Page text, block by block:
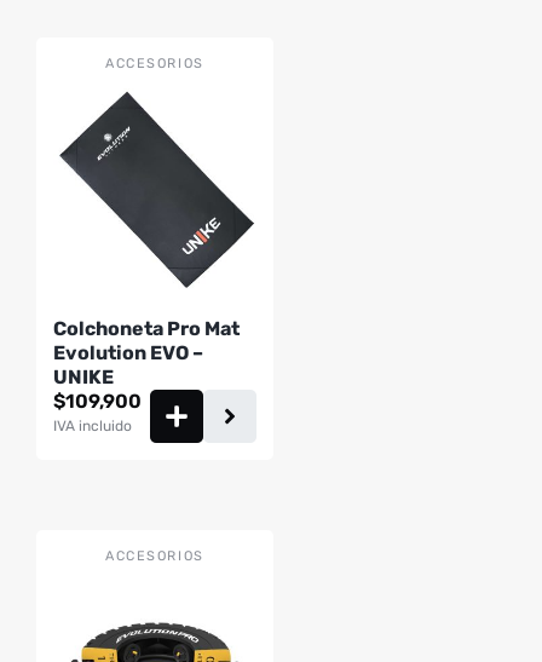
ACCESORIOS
Colchoneta Pro Mat
Evolution EVO –
UNIKE
$109,900
IVA incluido
ACCESORIOS